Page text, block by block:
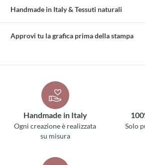
Handmade in Italy & Tessuti naturali
Approvi tu la grafica prima della stampa
Handmade in Italy
Ogni creazione è realizzata
su misura
Solo